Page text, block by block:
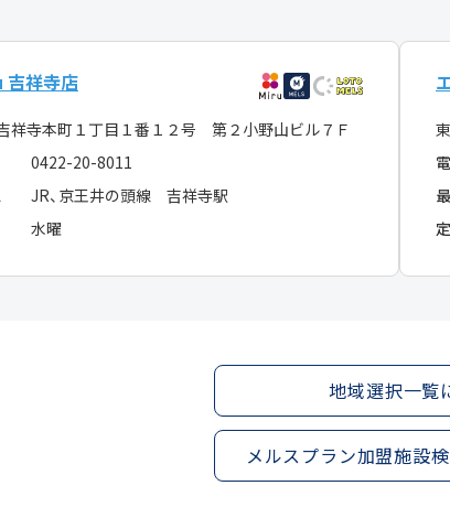
祥寺店
祥寺本町１丁目１番１２号 第２小野山ビル７Ｆ
0422-20-8011
JR、京王井の頭線 吉祥寺駅
水曜
地域選択一覧
メルスプラン加盟施設